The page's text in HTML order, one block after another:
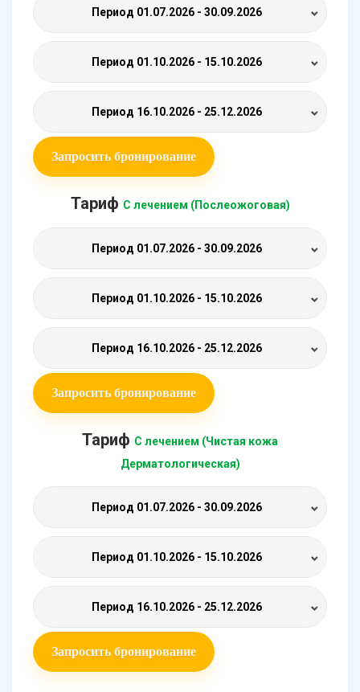
Период 01.07.2026 - 30.09.2026
Период 01.10.2026 - 15.10.2026
Период 16.10.2026 - 25.12.2026
Запросить бронирование
Тариф С лечением (Послеожоговая)
Период 01.07.2026 - 30.09.2026
Период 01.10.2026 - 15.10.2026
Период 16.10.2026 - 25.12.2026
Запросить бронирование
Тариф С лечением (Чистая кожа
Дерматологическая)
Период 01.07.2026 - 30.09.2026
Период 01.10.2026 - 15.10.2026
Период 16.10.2026 - 25.12.2026
Запросить бронирование